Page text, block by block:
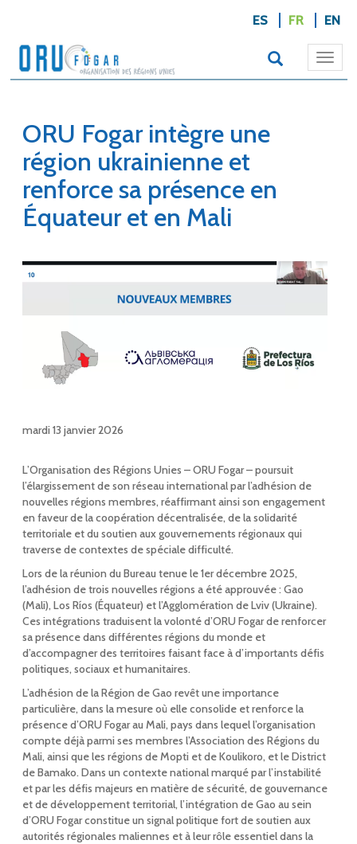
ES FR EN
ORU Fogar intègre une
région ukrainienne et
renforce sa présence en
Équateur et en Mali
mardi 13 janvier 2026
L’Organisation des Régions Unies – ORU Fogar – poursuit
l’élargissement de son réseau international par l’adhésion de
nouvelles régions membres, réaffirmant ainsi son engagement
en faveur de la coopération décentralisée, de la solidarité
territoriale et du soutien aux gouvernements régionaux qui
traverse de contextes de spéciale difficulté.
Lors de la réunion du Bureau tenue le 1er décembre 2025,
l’adhésion de trois nouvelles régions a été approuvée : Gao
(Mali), Los Ríos (Équateur) et l’Agglomération de Lviv (Ukraine).
Ces intégrations traduisent la volonté d’ORU Fogar de renforcer
sa présence dans différentes régions du monde et
d’accompagner des territoires faisant face à d’importants défis
politiques, sociaux et humanitaires.
L’adhésion de la Région de Gao revêt une importance
particulière, dans la mesure où elle consolide et renforce la
présence d’ORU Fogar au Mali, pays dans lequel l’organisation
compte déjà parmi ses membres l’Association des Régions du
Mali, ainsi que les régions de Mopti et de Koulikoro, et le District
de Bamako. Dans un contexte national marqué par l’instabilité
et par les défis majeurs en matière de sécurité, de gouvernance
et de développement territorial, l’intégration de Gao au sein
d’ORU Fogar constitue un signal politique fort de soutien aux
autorités régionales maliennes et à leur rôle essentiel dans la